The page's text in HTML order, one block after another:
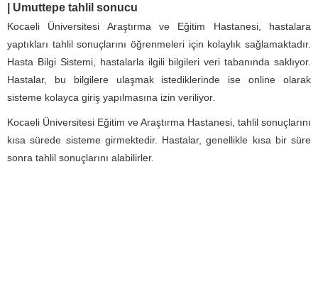
Umuttepe tahlil sonucu
Kocaeli Üniversitesi Araştırma ve Eğitim Hastanesi, hastalara
yaptıkları tahlil sonuçlarını öğrenmeleri için kolaylık sağlamaktadır.
Hasta Bilgi Sistemi, hastalarla ilgili bilgileri veri tabanında saklıyor.
Hastalar, bu bilgilere ulaşmak istediklerinde ise online olarak
sisteme kolayca giriş yapılmasına izin veriliyor.
Kocaeli Üniversitesi Eğitim ve Araştırma Hastanesi, tahlil sonuçlarını
kısa sürede sisteme girmektedir. Hastalar, genellikle kısa bir süre
sonra tahlil sonuçlarını alabilirler.